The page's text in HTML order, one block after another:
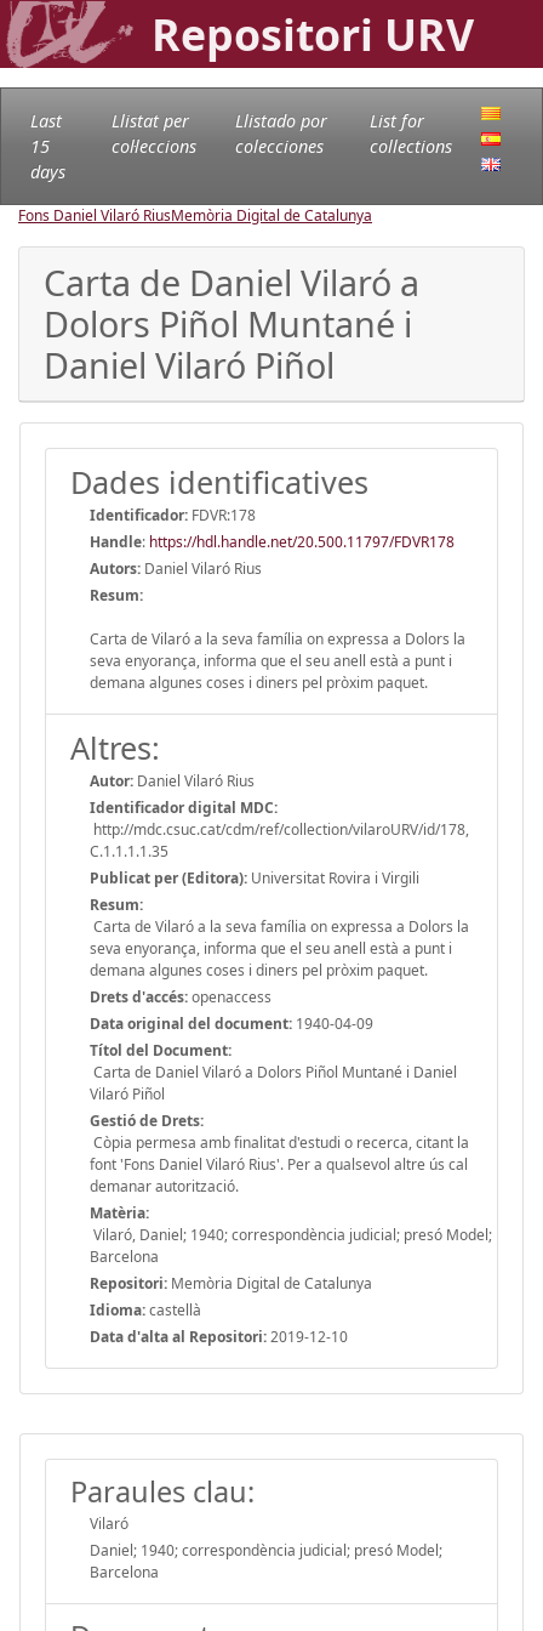
Repositori URV
Last
15
days
Llistat per
col·leccions
Llistado por
colecciones
List for
collections
Fons Daniel Vilaró RiusMemòria Digital de Catalunya
Carta de Daniel Vilaró a
Dolors Piñol Muntané i
Daniel Vilaró Piñol
Dades identificatives
Identificador: FDVR:178
Handle: https://hdl.handle.net/20.500.11797/FDVR178
Autors: Daniel Vilaró Rius
Resum:
Carta de Vilaró a la seva família on expressa a Dolors la
seva enyorança, informa que el seu anell està a punt i
demana algunes coses i diners pel pròxim paquet.
Altres:
Autor: Daniel Vilaró Rius
Identificador digital MDC:
http://mdc.csuc.cat/cdm/ref/collection/vilaroURV/id/178,
C.1.1.1.1.35
Publicat per (Editora): Universitat Rovira i Virgili
Resum:
Carta de Vilaró a la seva família on expressa a Dolors la
seva enyorança, informa que el seu anell està a punt i
demana algunes coses i diners pel pròxim paquet.
Drets d'accés:openaccess
Data original del document: 1940-04-09
Títol del Document:
Carta de Daniel Vilaró a Dolors Piñol Muntané i Daniel
Vilaró Piñol
Gestió de Drets:
Còpia permesa amb finalitat d'estudi o recerca, citant la
font 'Fons Daniel Vilaró Rius'. Per a qualsevol altre ús cal
demanar autorització.
Matèria:
Vilaró, Daniel; 1940; correspondència judicial; presó Model;
Barcelona
Repositori: Memòria Digital de Catalunya
Idioma:castellà
Data d'alta al Repositori:2019-12-10
Paraules clau:
Vilaró
Daniel; 1940; correspondència judicial; presó Model;
Barcelona